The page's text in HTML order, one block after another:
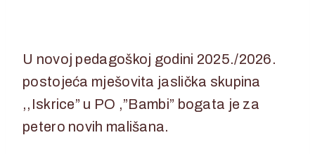
U novoj pedagoškoj godini 2025./2026.
postojeća mješovita jaslička skupina
,,Iskrice” u PO ,”Bambi” bogata je za
petero novih mališana.